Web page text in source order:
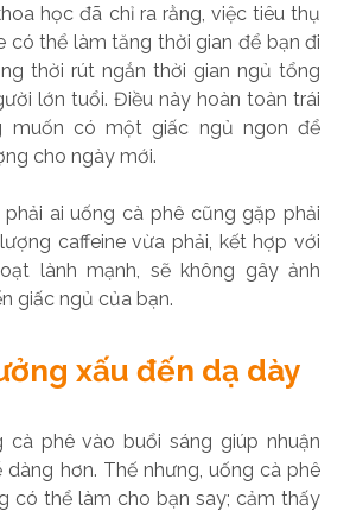
học đã chỉ ra rằng, việc tiêu thụ
có thể làm tăng thời gian để bạn đi
thời rút ngắn thời gian ngủ tổng
lớn tuổi. Điều này hoàn toàn trái
muốn có một giấc ngủ ngon để
cho ngày mới.
phải ai uống cà phê cũng gặp phải
caffeine vừa phải, kết hợp với
lành mạnh, sẽ không gây ảnh
giấc ngủ của bạn.
xấu đến dạ dày
phê vào buổi sáng giúp nhuận
dàng hơn. Thế nhưng, uống cà phê
có thể làm cho bạn say; cảm thấy